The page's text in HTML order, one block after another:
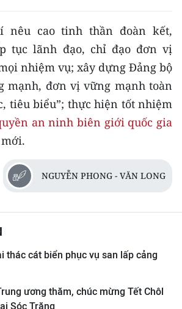
nêu cao tinh thần đoàn kết,
tục lãnh đạo, chỉ đạo đơn vị
nhiệm vụ; xây dựng Đảng bộ
mạnh, đơn vị vững mạnh toàn
tiêu biểu”; thực hiện tốt nhiệm
an ninh biên giới quốc gia
NGUYỄN PHONG - VĂN LONG
thác cát biển phục vụ san lấp cảng
ương thăm, chúc mừng Tết Chôl
Sóc Trăng